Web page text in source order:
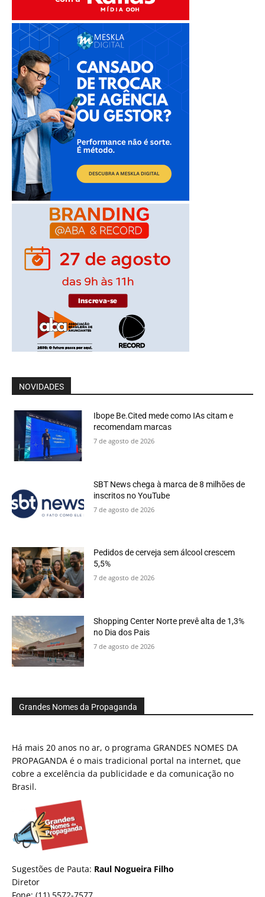
NOVIDADES
Ibope Be.Cited mede como IAs citam e
recomendam marcas
7 de agosto de 2026
SBT News chega à marca de 8 milhões de
inscritos no YouTube
7 de agosto de 2026
Pedidos de cerveja sem álcool crescem
5,5%
7 de agosto de 2026
Shopping Center Norte prevê alta de 1,3%
no Dia dos Pais
7 de agosto de 2026
Grandes Nomes da Propaganda
Há mais 20 anos no ar, o programa GRANDES NOMES DA
PROPAGANDA é o mais tradicional portal na internet, que
cobre a excelência da publicidade e da comunicação no
Brasil.
Sugestões de Pauta: Raul Nogueira Filho
Diretor
Fone: (11) 5572-7577